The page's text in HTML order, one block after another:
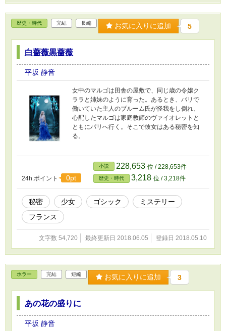
歴史・時代 完結 長編 お気に入りに追加 5
白薔薇黒薔薇
平坂 静音
女中のマルゴは田舎の屋敷で、同じ歳の令嬢ク
ララと姉妹のように育った。あるとき、パリで
働いていた主人のブルーム氏が怪我をし倒れ、
心配したマルゴは家庭教師のヴァイオレットと
ともにパリへ行く。そこで彼女はある秘密を知
る。
24h.ポイント 0pt
小説 228,653 位 / 228,653件
歴史・時代 3,218 位 / 3,218件
秘密 少女 ゴシック
ミステリー
フランス
文字数 54,720 最終更新日 2018.06.05 登録日 2018.05.10
ホラー 完結 短編 お気に入りに追加 3
あの花の盛りに
平坂 静音